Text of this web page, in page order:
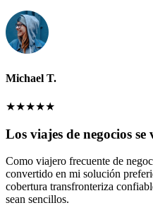
Michael T.
★★★★★
Los viajes de negocios se
Como viajero frecuente de
convertido en mi solución
cobertura transfronteriza
sean sencillos.